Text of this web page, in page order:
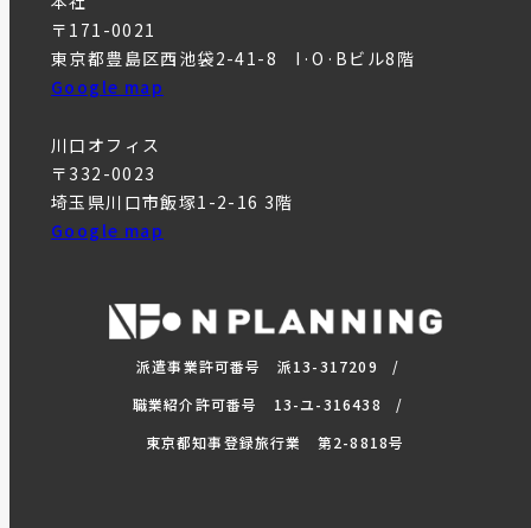
〒171-0021
東京都豊島区西池袋2-41-8 I·O·Bビル8階
Google map
川口オフィス
〒332-0023
埼玉県川口市飯塚1-2-16 3階
Google map
派遣事業許可番号 派13-317209
職業紹介許可番号 13-ユ-316438
東京都知事登録旅行業 第2-8818号